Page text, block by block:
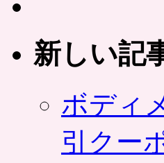
新しい記
ボディ
引クー